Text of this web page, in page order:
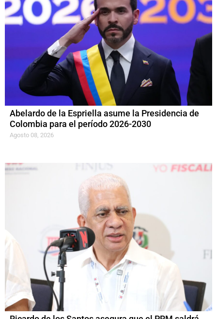
Abelardo de la Espriella asume la Presidencia de
Colombia para el período 2026-2030
Agosto 08, 2026